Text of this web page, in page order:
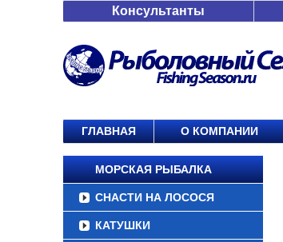
Консультанты
ГЛАВНАЯ О КОМПАНИИ
МОРСКАЯ РЫБАЛКА
СНАСТИ НА ЛОСОСЯ
КАТУШКИ